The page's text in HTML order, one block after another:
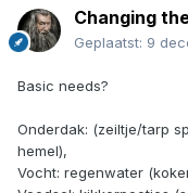
Changing
Geplaatst: 9
Basic needs?
Onderdak: (zeiltje/tarp
hemel),
Vocht: regenwater